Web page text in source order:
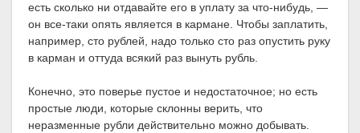
есть сколько ни отдавайте его в уплату за что-нибудь, —
он все-таки опять является в кармане. Чтобы заплатить,
например, сто рублей, надо только сто раз опустить руку
в карман и оттуда всякий раз вынуть рубль.
Конечно, это поверье пустое и недостаточное; но есть
простые люди, которые склонны верить, что
неразменные рубли действительно можно добывать.